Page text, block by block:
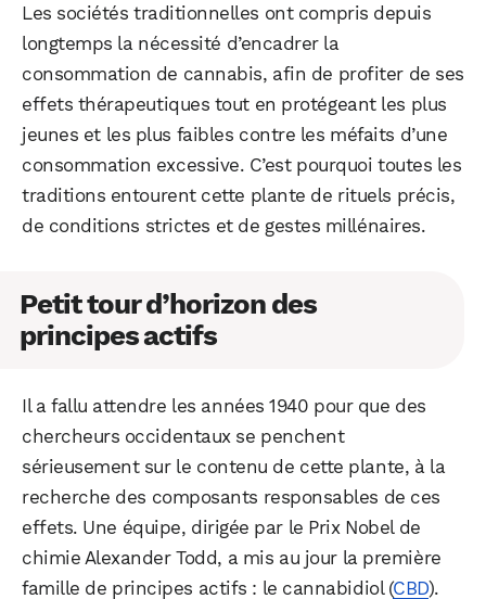
Les sociétés traditionnelles ont compris depuis
longtemps la nécessité d’encadrer la
consommation de cannabis, afin de profiter de ses
effets thérapeutiques tout en protégeant les plus
jeunes et les plus faibles contre les méfaits d’une
consommation excessive. C’est pourquoi toutes les
traditions entourent cette plante de rituels précis,
de conditions strictes et de gestes millénaires.
Petit tour d’horizon des
principes actifs
Il a fallu attendre les années 1940 pour que des
chercheurs occidentaux se penchent
sérieusement sur le contenu de cette plante, à la
recherche des composants responsables de ces
effets. Une équipe, dirigée par le Prix Nobel de
chimie Alexander Todd, a mis au jour la première
famille de principes actifs : le cannabidiol (CBD).